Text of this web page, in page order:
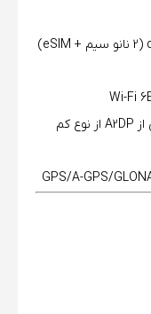
Wi-Fi
بلوتوث نسخه 5.3، پشتیبانی از A2DP از نوع کم
GPS/A-GPS/